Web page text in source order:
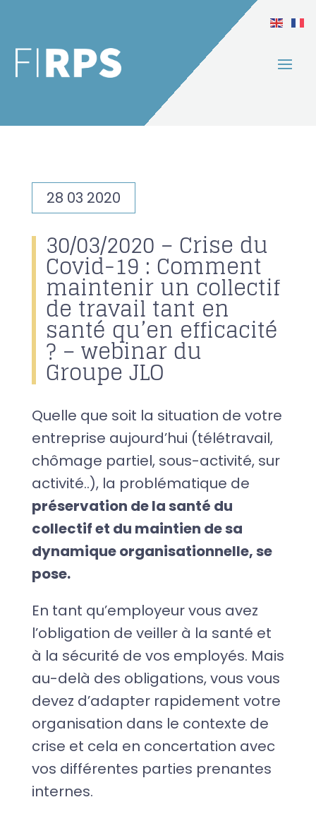
28 03 2020
30/03/2020 – Crise du
Covid-19 : Comment
maintenir un collectif
de travail tant en
santé qu’en efficacité
? – webinar du
Groupe JLO
Quelle que soit la situation de votre
entreprise aujourd’hui (télétravail,
chômage partiel, sous-activité, sur
activité..), la problématique de
préservation de la santé du
collectif et du maintien de sa
dynamique organisationnelle, se
pose.
En tant qu’employeur vous avez
l’obligation de veiller à la santé et
à la sécurité de vos employés. Mais
au-delà des obligations, vous vous
devez d’adapter rapidement votre
organisation dans le contexte de
crise et cela en concertation avec
vos différentes parties prenantes
internes.